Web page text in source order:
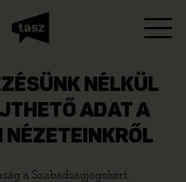
NÉLKÜL
ADAT A
a Szabadságjogokért